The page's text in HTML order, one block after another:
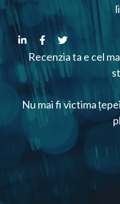
Recenzia ta e cel
Nu mai fi victima